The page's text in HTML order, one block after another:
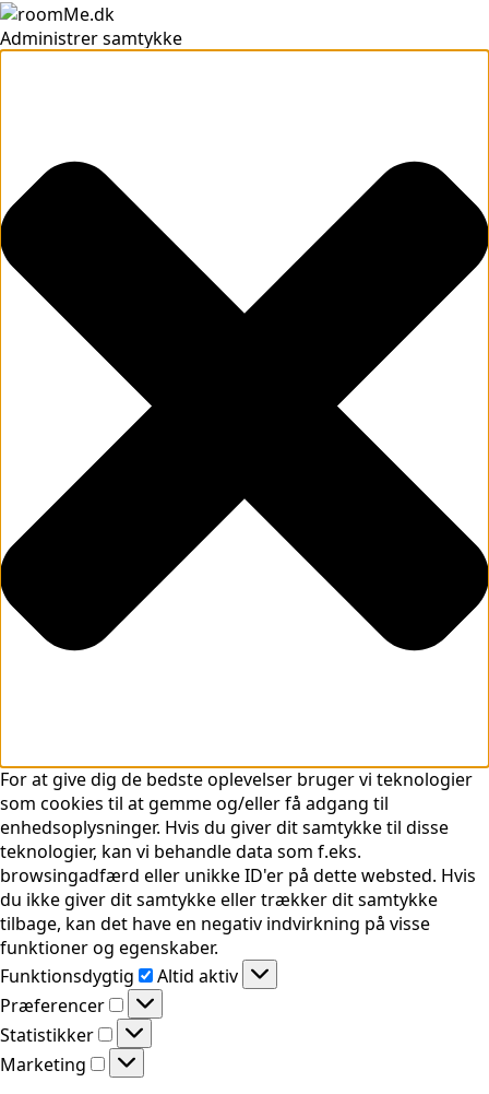
Administrer samtykke
For at give dig de bedste oplevelser bruger vi teknologier
som cookies til at gemme og/eller få adgang til
enhedsoplysninger. Hvis du giver dit samtykke til disse
teknologier, kan vi behandle data som f.eks.
browsingadfærd eller unikke ID'er på dette websted. Hvis
du ikke giver dit samtykke eller trækker dit samtykke
tilbage, kan det have en negativ indvirkning på visse
funktioner og egenskaber.
Funktionsdygtig
Funktionsdygtig
Altid aktiv
Præferencer
Præferencer
Statistikker
Statistikker
Marketing
Marketing